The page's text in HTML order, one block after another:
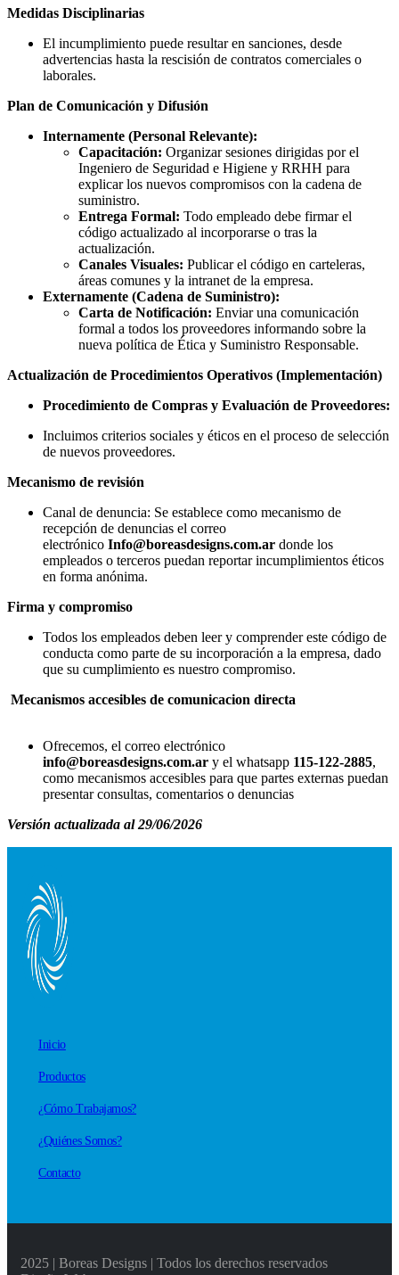
Medidas Disciplinarias
El incumplimiento puede resultar en sanciones, desde
advertencias hasta la rescisión de contratos comerciales o
laborales.
Plan de Comunicación y Difusión
Internamente (Personal Relevante):
Capacitación: Organizar sesiones dirigidas por el
Ingeniero de Seguridad e Higiene y RRHH para
explicar los nuevos compromisos con la cadena de
suministro.
Entrega Formal: Todo empleado debe firmar el
código actualizado al incorporarse o tras la
actualización.
Canales Visuales: Publicar el código en carteleras,
áreas comunes y la intranet de la empresa.
Externamente (Cadena de Suministro):
Carta de Notificación: Enviar una comunicación
formal a todos los proveedores informando sobre la
nueva política de Ética y Suministro Responsable.
Actualización de Procedimientos Operativos (Implementación)
Procedimiento de Compras y Evaluación de Proveedores:
Incluimos criterios sociales y éticos en el proceso de selección
de nuevos proveedores.
Mecanismo de revisión
Canal de denuncia: Se establece como mecanismo de
recepción de denuncias el correo
electrónico Info@boreasdesigns.com.ar donde los
empleados o terceros puedan reportar incumplimientos éticos
en forma anónima.
Firma y compromiso
Todos los empleados deben leer y comprender este código de
conducta como parte de su incorporación a la empresa, dado
que su cumplimiento es nuestro compromiso.
Mecanismos accesibles de comunicacion directa
Ofrecemos, el correo electrónico
info@boreasdesigns.com.ar y el whatsapp 115-122-2885,
como mecanismos accesibles para que partes externas puedan
presentar consultas, comentarios o denuncias
Versión actualizada al 29/06/2026
Inicio
Productos
¿Cómo Trabajamos?
¿Quiénes Somos?
Contacto
2025 | Boreas Designs | Todos los derechos reservados